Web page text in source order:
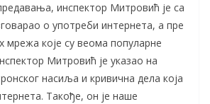
инспектор Митровић је са
о употреби интернета, а пре
мрежа које су веома популарне
Митровић је указао на
насиља и кривична дела која
Такође, он је наше